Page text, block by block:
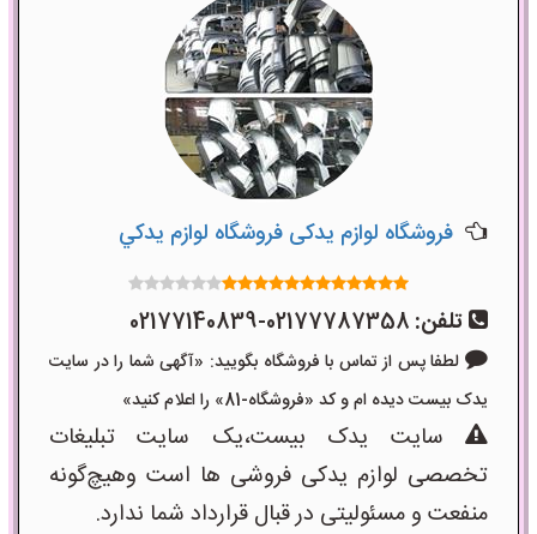
فروشگاه لوازم یدکی فروشگاه لوازم يدکي
تلفن: 02177787358-02177140839
لطفا پس از تماس با فروشگاه بگویید: «آگهی شما را در سایت
یدک بیست دیده ام و کد «فروشگاه-81» را اعلام کنید»
سایت یدک بیست،یک سایت تبلیغات
تخصصی لوازم یدکی فروشی ها است وهیچ‌گونه
منفعت و مسئولیتی در قبال قرارداد شما ندارد.